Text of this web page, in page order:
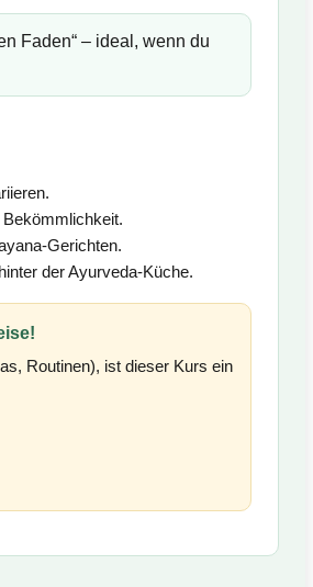
Faden“ – ideal, wenn du
Gerichten.
der Ayurveda-Küche.
Routinen), ist dieser Kurs ein